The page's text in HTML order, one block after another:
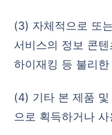
(3) 자체적으로 또는 제3자를 지원하여 본 제품 및 관련
서비스의 정보 콘
하이재킹 등 불리
(4) 기타 본 제품 및 관련 서비스의 정보 콘텐츠를 불법적
으로 획득하거나